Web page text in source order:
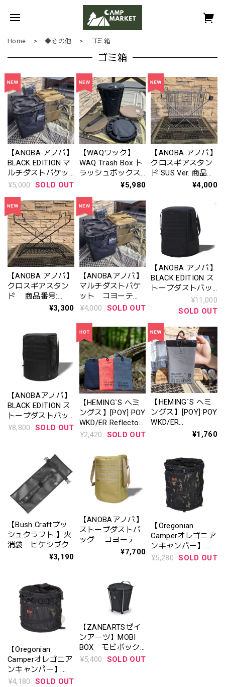
Home ◆その他 ゴミ箱
ゴミ箱
【ANOBA アノバ】
BLACK EDITION マ
ルチダストバケッ
ト〈 商品番号:
ク
¥5,000 SOLD OUT
【WAQワック】
WAQ Trash Box ト
ラッシュボックス
ゴミ箱※リニュー
¥5,980
【ANOBA アノバ】
クロスギアスタン
ド SUS Ver. 商品番
¥4,000
【ANOBA アノバ】
クロスギアスタン
ド 商品番号:
¥3,300
【ANOBAアノバ】
マルチダストバケ
ット コヨーテ
〈商品番号:
¥4,000 SOLD OUT
【ANOBA アノバ】
BLACK EDITION ス
トーブダストバッ
グ BIG 〈商品番号:
AN077〉
¥11,000
SOLD OUT
【ANOBAアノバ】
BLACK EDITION ス
トーブダストバッ
グ ブラックエデ
¥8,800 SOLD OUT
【HEMING`S ヘミ
ングス】[POY] POY
WKD/ER Reflector
LONG ポーイ ロン
¥2,420 SOLD OUT
【HEMING`S ヘミ
ングス】[POY] POY
WKD/ER
"REFxPE" 〈ID¥1,760
【Bush Craftブッ
シュクラフト 】火
消袋 ヒケシブク
ロ 型番¥3,190
【ANOBAアノバ】
ストーブダストバ
ッグ コヨーテ
¥7,700
【Oregonian
Camperオレゴニア
ンキャンパー】
POP-UP TRASH
¥5,280 SOLD OUT
【Oregonian
Camperオレゴニア
ンキャンパー】
TENT IN POP-UP
¥4,180 SOLD OUT
【ZANEARTSゼイ
ンアーツ】MOBI
BOX モビボック
ス コヨーテ・ブ
¥5,400 SOLD OUT